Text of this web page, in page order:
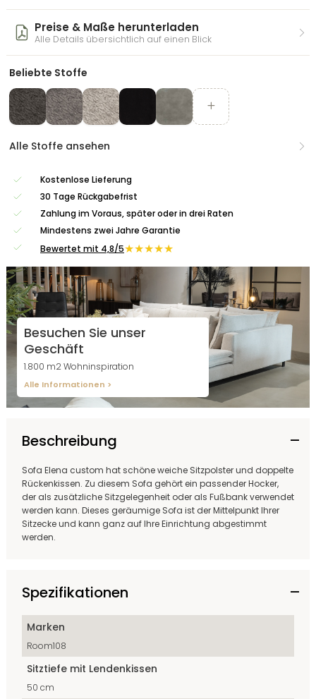
Preise & Maße herunterladen
Alle Details übersichtlich auf einen Blick
Beliebte Stoffe
Alle Stoffe ansehen
Kostenlose Lieferung
30 Tage Rückgabefrist
Zahlung im Voraus, später oder in drei Raten
Mindestens zwei Jahre Garantie
Bewertet mit 4,8/5★★★★★
Besuchen Sie unser
Geschäft
1.800 m2 Wohninspiration
Alle Informationen >
Beschreibung
Sofa Elena custom hat schöne weiche Sitzpolster und doppelte
Rückenkissen. Zu diesem Sofa gehört ein passender Hocker,
der als zusätzliche Sitzgelegenheit oder als Fußbank verwendet
werden kann. Dieses geräumige Sofa ist der Mittelpunkt Ihrer
Sitzecke und kann ganz auf Ihre Einrichtung abgestimmt
werden.
Spezifikationen
Marken
Room108
Sitztiefe mit Lendenkissen
50 cm